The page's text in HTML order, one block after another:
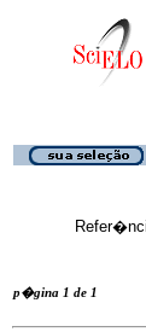
p�gina 1 de 1